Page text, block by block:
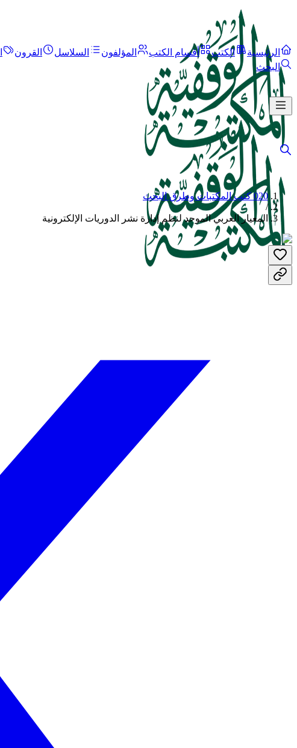
الرئيسية الكتب أقسام الكتب المؤلفون السلاسل القرون
البحث
020 كتب المكتبات وطرق البحث
/
المعيار العربي الموحد لنظم إدارة نشر الدوريات الإلكترونية